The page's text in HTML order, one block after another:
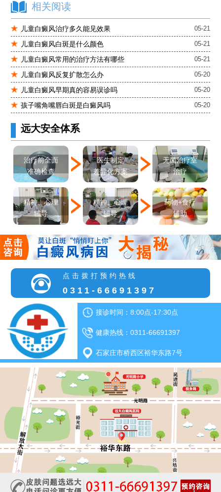
肚子上有几块白色斑块怎么治
相关阅读
儿童白癜风治疗多久能见效果 05-21
儿童白癜风白斑是什么颜色 05-21
儿童白癜风常用的治疗方法有哪些 05-21
儿童白癜风反复扩散怎么办 05-20
儿童白癜风早期真的容易误诊吗 05-20
孩子嘴角嘴唇白斑是白癜风吗 05-20
远大安全体系
治疗前全面
准确检查
医生制定
差异化方案
无菌治疗室
治疗
精神、心理
辅导
精神、心理
辅导
药物+食疗
辅助
点击拨打预约热线
0311-66691397
接诊时间：8:00点-17:30点
健康热线：0311-66691397
石家庄市桥西区裕华东路7号